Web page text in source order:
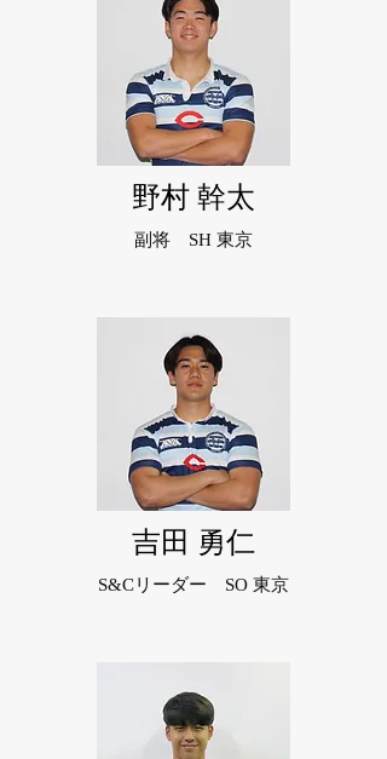
野村 幹太
副将 SH 東京
吉田 勇仁
S&Cリーダー SO 東京